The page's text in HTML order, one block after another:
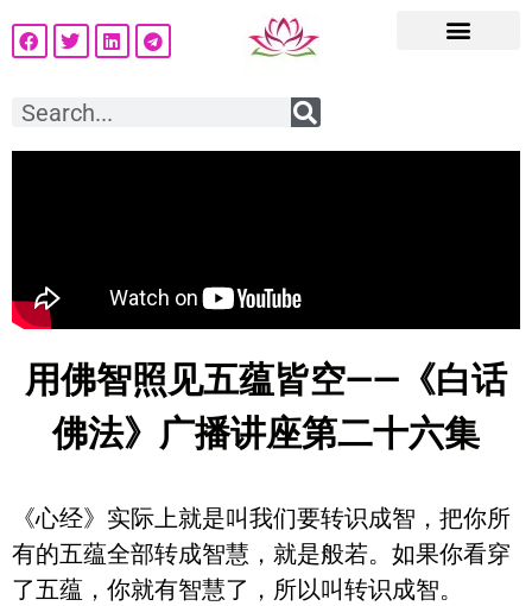
用佛智照见五蕴皆空——《白话
佛法》广播讲座第二十六集
《心经》实际上就是叫我们要转识成智，把你所
有的五蕴全部转成智慧，就是般若。如果你看穿
了五蕴，你就有智慧了，所以叫转识成智。